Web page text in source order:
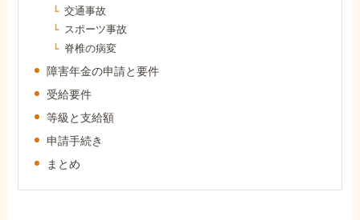
事務所について
お客様からの感謝のお手紙
サイトマップ
交通事故
スポーツ事故
脊椎の病変
障害年金の申請と要件
受給要件
等級と支給額
申請手続き
まとめ